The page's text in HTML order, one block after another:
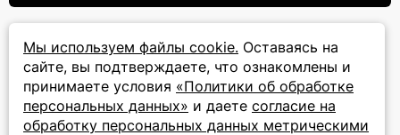
Мы используем файлы cookie. Оставаясь на
сайте, вы подтверждаете, что ознакомлены и
принимаете условия «Политики об обработке
персональных данных» и даете согласие на
обработку персональных данных метрическими
8 (800) 777-72-69
прием звонков: круглосуточно
ПОДПИСКА НА РАССЫЛКУ